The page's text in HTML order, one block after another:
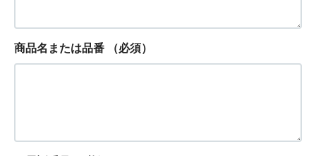
商品名または品番 （必須）